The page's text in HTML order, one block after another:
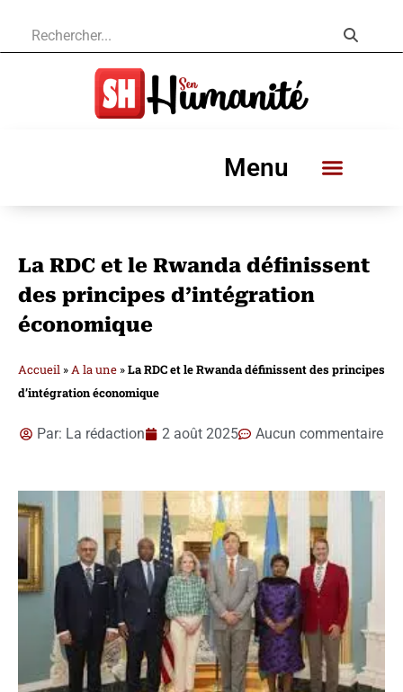
Menu
La RDC et le Rwanda définissent
des principes d’intégration
économique
Accueil »A la une »La RDC et le Rwanda définissent des principes
d’intégration économique
Par: La rédaction 2 août 2025 Aucun commentaire